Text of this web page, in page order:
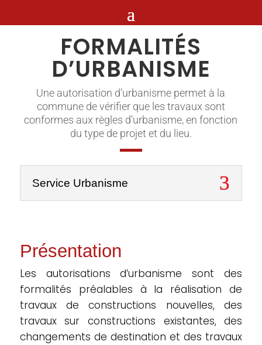
FORMALITÉS
D’URBANISME
Une autorisation d’urbanisme permet à la
commune de vérifier que les travaux sont
conformes aux règles d’urbanisme, en fonction
du type de projet et du lieu.
Service Urbanisme
Présentation
Les autorisations d’urbanisme sont des
formalités préalables à la réalisation de
travaux de constructions nouvelles, des
travaux sur constructions existantes, des
changements de destination et des travaux